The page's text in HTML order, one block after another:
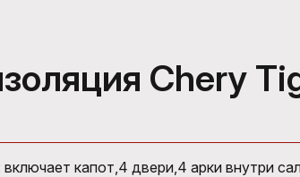
Chery
капот,4 двери,4 арки внутри